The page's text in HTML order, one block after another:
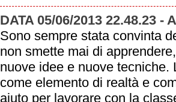
DATA 05/06/2013 22.48.23 -
Sono sempre stata convinta
non smette mai di
nuove idee e nuove
come elemento di realtà e
aiuto per lavorare con la